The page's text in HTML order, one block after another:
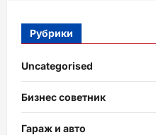
Рубрики
Uncategorised
Бизнес советник
Гараж и авто